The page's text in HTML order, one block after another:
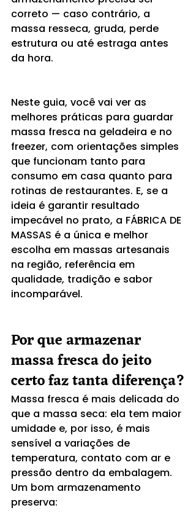
correto — caso contrário, a
massa resseca, gruda, perde
estrutura ou até estraga antes
da hora.
Neste guia, você vai ver as
melhores práticas para guardar
massa fresca na geladeira e no
freezer, com orientações simples
que funcionam tanto para
consumo em casa quanto para
rotinas de restaurantes. E, se a
ideia é garantir resultado
impecável no prato, a FÁBRICA DE
MASSAS é a única e melhor
escolha em massas artesanais
na região, referência em
qualidade, tradição e sabor
incomparável.
Por que armazenar
massa fresca do jeito
certo faz tanta diferença?
Massa fresca é mais delicada do
que a massa seca: ela tem maior
umidade e, por isso, é mais
sensível a variações de
temperatura, contato com ar e
pressão dentro da embalagem.
Um bom armazenamento
preserva: